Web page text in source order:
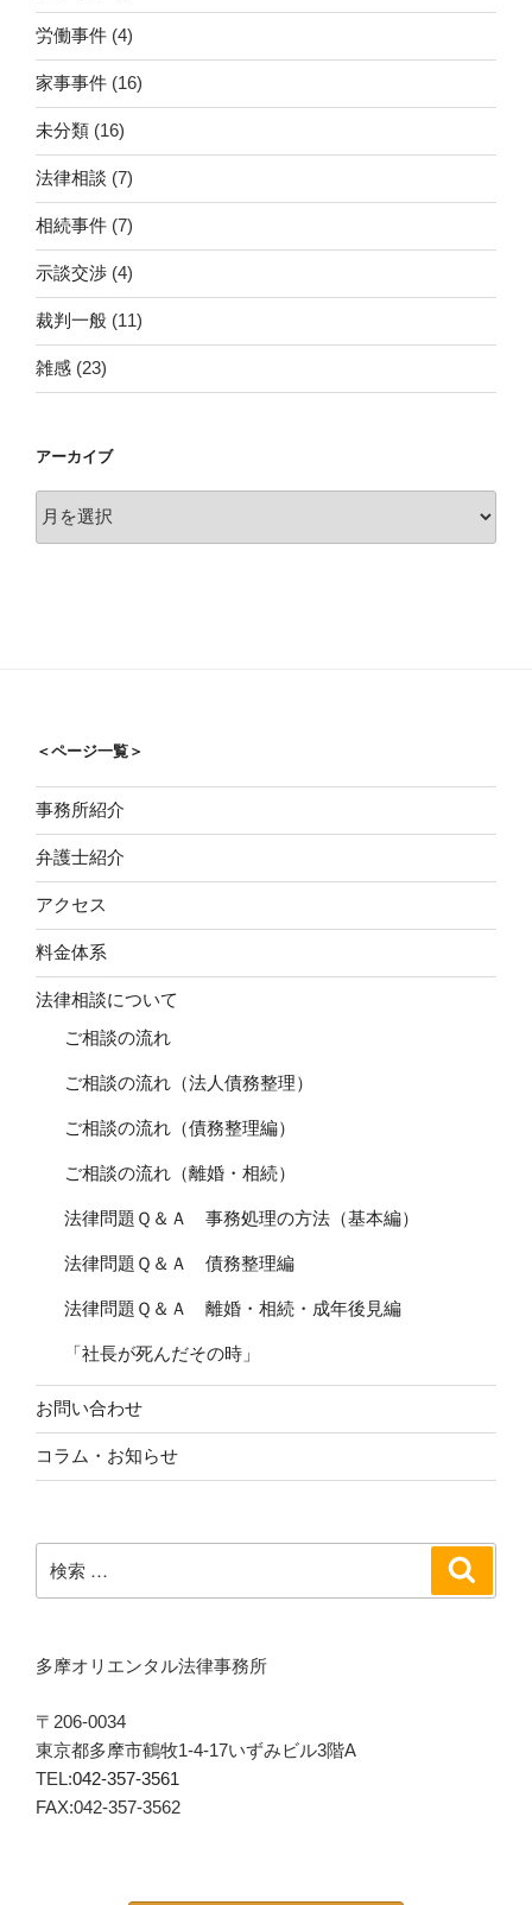
労働事件 (4)
家事事件 (16)
未分類 (16)
法律相談 (7)
相続事件 (7)
示談交渉 (4)
裁判一般 (11)
雑感 (23)
アーカイブ
ー
＜ページ一覧＞
事務所紹介
弁護士紹介
アクセス
料金体系
法律相談について
ご相談の流れ
ご相談の流れ（法人債務整理）
ご相談の流れ（債務整理編）
ご相談の流れ（離婚・相続）
法律問題Ｑ＆Ａ 事務処理の方法（基本編）
法律問題Ｑ＆Ａ 債務整理編
法律問題Ｑ＆Ａ 離婚・相続・成年後見編
「社長が死んだその時」
お問い合わせ
コラム・お知らせ
索:
多摩オリエンタル法律事務所
〒206-0034
東京都多摩市鶴牧1-4-17いずみビル3階A
TEL:042-357-3561
FAX:042-357-3562